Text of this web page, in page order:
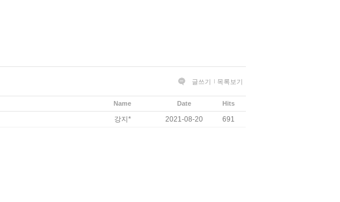
글쓰기 목록보기
Name Date Hits
강지* 2021-08-20 691